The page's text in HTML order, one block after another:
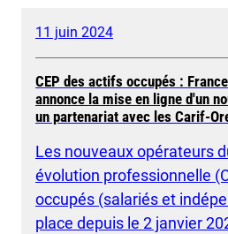
11 juin 2024
CEP des actifs occupés :
annonce la mise en ligne d'un
un partenariat avec les Carif-
Les nouveaux opérateurs
évolution professionnelle
occupés (salariés et
place depuis le 2 janvier